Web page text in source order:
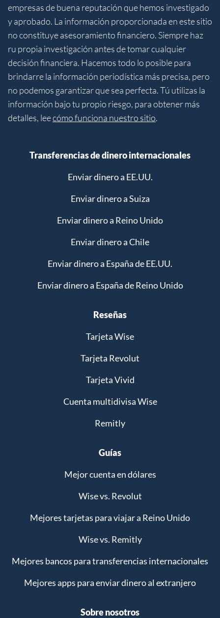
empresas de buena reputación que hemos investigado
y aprobado. La información proporcionada en este sitio
no constituye asesoramiento financiero. Siempre haz
ru propia investigación antes de tomar cualquier
decisión financiera. Hacemos todo lo posible para
brindarre la información periodística más precisa, pero
no podemos garantizar que sea perfecta. Tú utilizas la
información bajo tu propio riesgo, para obtener más
detalles, leecómo funciona nuestro sitio.
Transferencias de dinero internacionales
Enviar dinero a EE.UU.
Enviar dinero a Suiza
Enviar dinero a Reino Unido
Enviar dinero a Chile
Enviar dinero a España de EE.UU.
Enviar dinero a España de Reino Unido
Reseñas
Tarjeta Wise
Tarjeta Revolut
Tarjeta Vivid
Cuenta multidivisa Wise
Remitly
Guías
Mejor cuenta en dólares
Wise vs. Revolut
Mejores tarjetas para viajar a Reino Unido
Wise vs. Remitly
Mejores bancos para transferencias internacionales
Mejores apps para enviar dinero al extranjero
Sobre nosotros